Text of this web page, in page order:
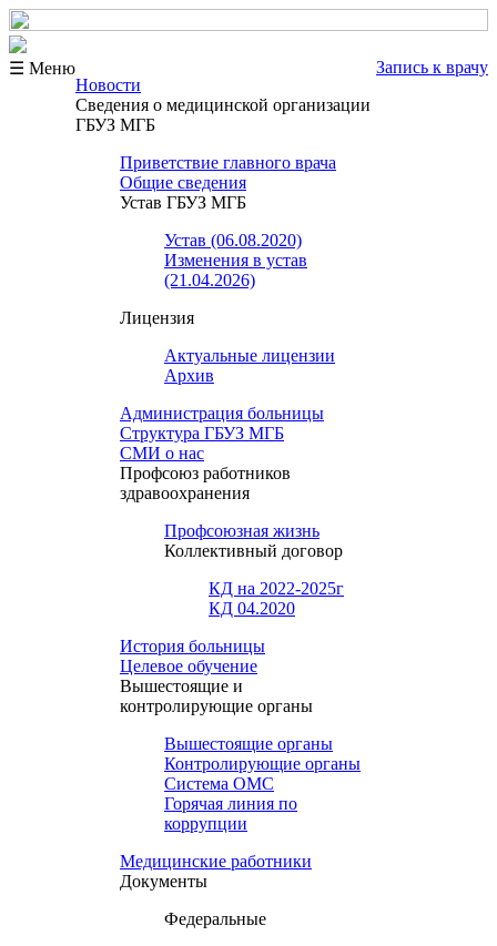
☰ Меню
Запись к врачу
Новости
Сведения о медицинской организации
ГБУЗ МГБ
Приветствие главного врача
Общие сведения
Устав ГБУЗ МГБ
Устав (06.08.2020)
Изменения в устав
(21.04.2026)
Лицензия
Актуальные лицензии
Архив
Администрация больницы
Структура ГБУЗ МГБ
СМИ о нас
Профсоюз работников
здравоохранения
Профсоюзная жизнь
Коллективный договор
КД на 2022-2025г
КД 04.2020
История больницы
Целевое обучение
Вышестоящие и
контролирующие органы
Вышестоящие органы
Контролирующие органы
Система ОМС
Горячая линия по
коррупции
Медицинские работники
Документы
Федеральные